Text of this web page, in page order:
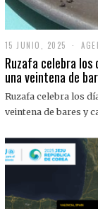
15 JUNIO, 2025
J
U
I
O
0
2
5
Ruzafa celebra
una veintena de
Ruzafa celebra los
veintena de bares y